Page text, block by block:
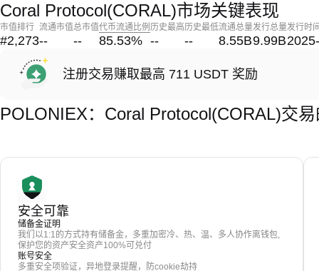
Coral Protocol(CORAL)市场关键表现
市值排行
#2,273
流通市值
--
总市值
--
代币流通比例
85.53%
历史最高
--
历史最低
--
流通总量
8.55B
发行总量
9.99B
发行时
注册交易赚取最高 711 USDT 奖励
POLONIEX：Coral Protocol(CORAL)交
安全可靠
储备金证明
我们以1:1的方式持有储备金，多重加密冷、热、温、多人协作离钱包,
保护您的资产安全资产100%可兑付
账号安全
多重安全项验证，异地登录提醒，防cookie劫持